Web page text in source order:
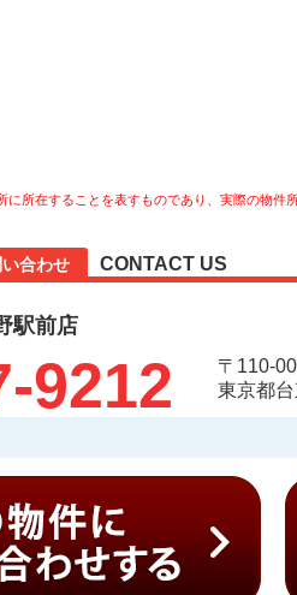
所在することを表すものであり、実際の物件
合わせ CONTACT US
駅前店
9212
〒110-
東京都